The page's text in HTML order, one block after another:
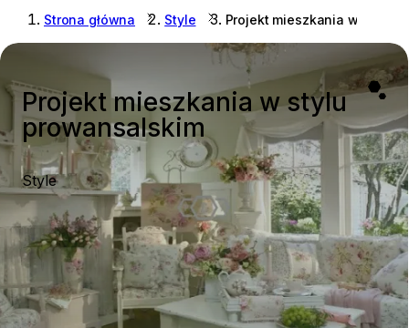
Strona główna Style Projekt mieszkania w stylu
Projekt mieszkania w stylu
prowansalskim
Style